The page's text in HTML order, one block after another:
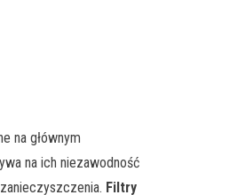
na głównym
na ich niezawodność
Filtry